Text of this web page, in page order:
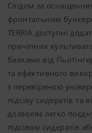
Слідом за
фронтальним
TERRIA доступні
причіпних
балками від
та ефективного
з перевіреною
підсіву сидератів
дозволяє легко
підсівом сидератів